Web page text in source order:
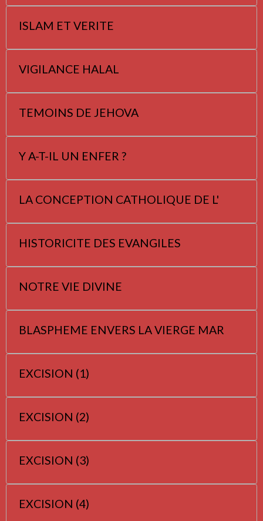
ISLAM ET VERITE
VIGILANCE HALAL
TEMOINS DE JEHOVA
Y A-T-IL UN ENFER ?
LA CONCEPTION CATHOLIQUE DE L'
HISTORICITE DES EVANGILES
NOTRE VIE DIVINE
BLASPHEME ENVERS LA VIERGE MAR
EXCISION (1)
EXCISION (2)
EXCISION (3)
EXCISION (4)